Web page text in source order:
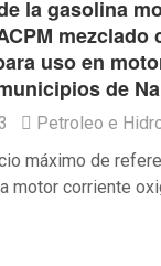
la gasolina
mezclado
uso en
de
Petroleo e
máximo de
motor corriente